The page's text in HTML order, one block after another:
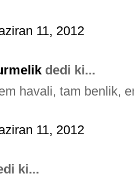
11, 2012
dedi ki...
havali, tam benlik,
11, 2012
ki...